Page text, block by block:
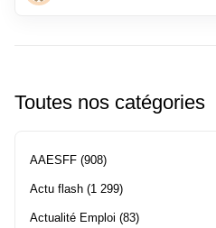
Toutes nos catégories
AAESFF (908)
Actu flash (1 299)
Actualité Emploi (83)